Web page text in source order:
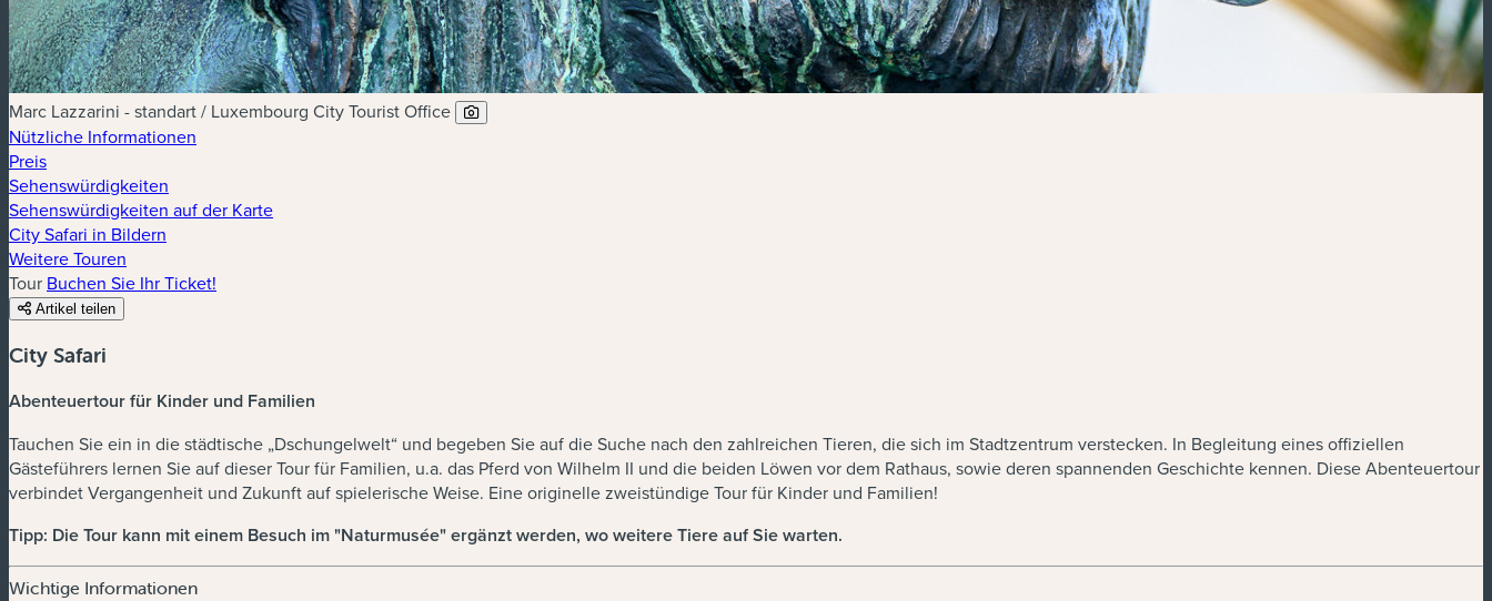
Marc Lazzarini - standart / Luxembourg City Tourist Office
Nützliche Informationen
Preis
Sehenswürdigkeiten
Sehenswürdigkeiten auf der Karte
City Safari in Bildern
Weitere Touren
Tour Buchen Sie Ihr Ticket!
Artikel teilen
City Safari
Abenteuertour für Kinder und Familien
Tauchen Sie ein in die städtische „Dschungelwelt“ und begeben Sie auf die Suche nach den zahlreichen Tieren, die sich im Stadtzentrum verstecken. In Begleitung eines offiziellen
Gästeführers lernen Sie auf dieser Tour für Familien, u.a. das Pferd von Wilhelm II und die beiden Löwen vor dem Rathaus, sowie deren spannenden Geschichte kennen. Diese Abenteuertour
verbindet Vergangenheit und Zukunft auf spielerische Weise. Eine originelle zweistündige Tour für Kinder und Familien!
Tipp: Die Tour kann mit einem Besuch im "Naturmusée" ergänzt werden, wo weitere Tiere auf Sie warten.
Wichtige Informationen